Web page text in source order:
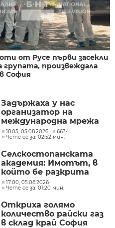
от Русе първи засекли
групата, произвеждала
София
Задържаха у нас
организатор на
международна мрежа
за наркотрафик към
Украйна и ЕС
18:05, 05.08.2026
6634
Чете се за: 02:52 мин.
Селскостопанската
академия: Имотът, в
който бе разкрита
лаборатория за
фентанил, е даден
17:00, 05.08.2026
Чете се за: 01:20 мин.
Откриха голямо
количество райски газ
в склад край София